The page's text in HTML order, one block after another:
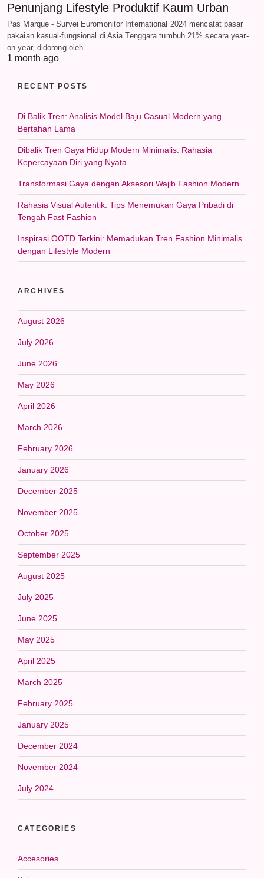
Penunjang Lifestyle Produktif Kaum Urban
Pas Marque - Survei Euromonitor International 2024 mencatat pasar
pakaian kasual-fungsional di Asia Tenggara tumbuh 21% secara year-
on-year, didorong oleh…
1 month ago
RECENT POSTS
Di Balik Tren: Analisis Model Baju Casual Modern yang
Bertahan Lama
Dibalik Tren Gaya Hidup Modern Minimalis: Rahasia
Kepercayaan Diri yang Nyata
Transformasi Gaya dengan Aksesori Wajib Fashion Modern
Rahasia Visual Autentik: Tips Menemukan Gaya Pribadi di
Tengah Fast Fashion
Inspirasi OOTD Terkini: Memadukan Tren Fashion Minimalis
dengan Lifestyle Modern
ARCHIVES
August 2026
July 2026
June 2026
May 2026
April 2026
March 2026
February 2026
January 2026
December 2025
November 2025
October 2025
September 2025
August 2025
July 2025
June 2025
May 2025
April 2025
March 2025
February 2025
January 2025
December 2024
November 2024
July 2024
CATEGORIES
Accesories